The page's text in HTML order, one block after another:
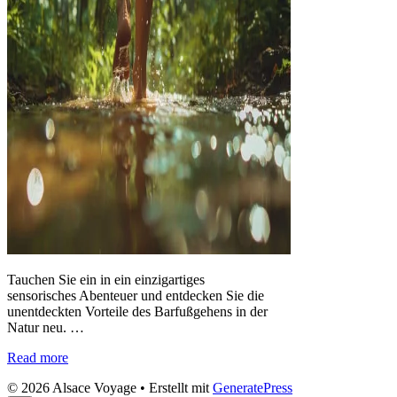
Tauchen Sie ein in ein einzigartiges
sensorisches Abenteuer und entdecken Sie die
unentdeckten Vorteile des Barfußgehens in der
Natur neu. …
Read more
© 2026 Alsace Voyage • Erstellt mit GeneratePress